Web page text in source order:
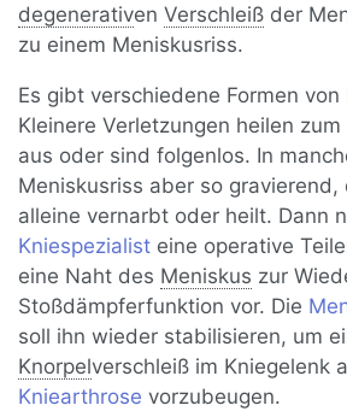
degenerativenVerschleiß der
zu einem Meniskusriss.
Es gibt verschiedene Formen
Kleinere Verletzungen heilen
aus oder sind folgenlos. In
Meniskusriss aber so gravierend,
alleine vernarbt oder heilt. Dann
Kniespezialist eine operative
eine Naht des Meniskus zur
Stoßdämpferfunktion vor. Die
soll ihn wieder stabilisieren, um
Knorpelverschleiß im Kniegelenk
Kniearthrose vorzubeugen.